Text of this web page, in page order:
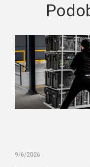
9/6/2026